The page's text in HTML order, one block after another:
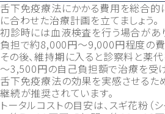
舌下免疫療法にかかる費用を総合的
に合わせた治療計画を立てましょう。
初診時には血液検査を行う場合があ
負担で約8,000円～9,000円程度の費
その後、維持期に入ると診察料と薬
～3,500円の自己負担額で治療を受け
舌下免疫療法の効果を実感させるた
継続が推奨されています。
トータルコストの目安は、スギ花粉（